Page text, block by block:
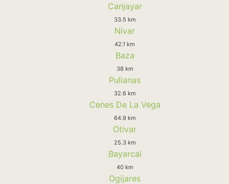
Canjayar
33.5 km
Nivar
42.1 km
Baza
38 km
Pulianas
32.6 km
Cenes De La Vega
64.9 km
Otivar
25.3 km
Bayarcal
40 km
Ogijares